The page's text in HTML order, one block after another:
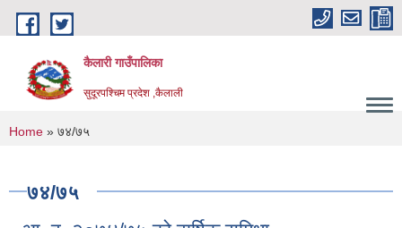
Skip to main content
कैलारी गाउँपालिका
सुदूरपश्चिम प्रदेश ,कैलाली
You are here
Home » ७४/७५
७४/७५